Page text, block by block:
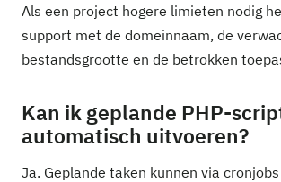
Als een project hogere limieten nodig
support met de domeinnaam, de
bestandsgrootte en de betrokken
Kan ik geplande PHP-
automatisch uitvoeren?
Ja. Geplande taken kunnen via